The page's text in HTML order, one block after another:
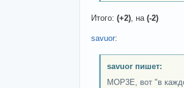
Итого: (+2) , на (-2)
savuor:
savuor пишет:
MOP3E, вот "в